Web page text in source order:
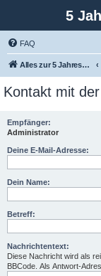
5
FAQ
Alles zur 5 Jahreswertung / Tabelle der UEFA mit vielen Statistiken.
Kontakt mit
Empfänger:
Administrator
Deine E-Mail-Adresse:
Dein Name:
Betreff:
Nachrichtentext:
Diese Nachricht wird als
BBCode. Als Antwort-